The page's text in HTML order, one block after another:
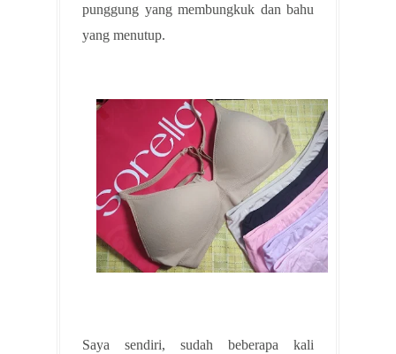
punggung yang membungkuk dan bahu
yang menutup.
Saya sendiri, sudah beberapa kali